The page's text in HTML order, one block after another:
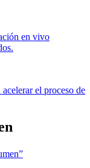
en vivo
el proceso de